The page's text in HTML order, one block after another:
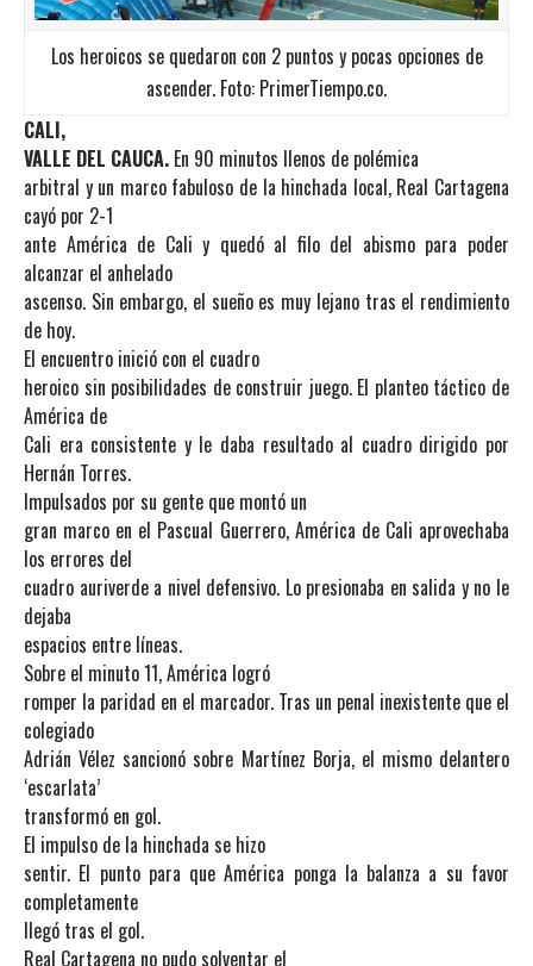
Los heroicos se quedaron con 2 puntos y pocas opciones de
ascender. Foto: PrimerTiempo.co.
CALI,
VALLE DEL CAUCA. En 90 minutos llenos de polémica
arbitral y un marco fabuloso de la hinchada local, Real Cartagena
cayó por 2-1
ante América de Cali y quedó al filo del abismo para poder
alcanzar el anhelado
ascenso. Sin embargo, el sueño es muy lejano tras el rendimiento
de hoy.
El encuentro inició con el cuadro
heroico sin posibilidades de construir juego. El planteo táctico de
América de
Cali era consistente y le daba resultado al cuadro dirigido por
Hernán Torres.
Impulsados por su gente que montó un
gran marco en el Pascual Guerrero, América de Cali aprovechaba
los errores del
cuadro auriverde a nivel defensivo. Lo presionaba en salida y no le
dejaba
espacios entre líneas.
Sobre el minuto 11, América logró
romper la paridad en el marcador. Tras un penal inexistente que el
colegiado
Adrián Vélez sancionó sobre Martínez Borja, el mismo delantero
‘escarlata’
transformó en gol.
El impulso de la hinchada se hizo
sentir. El punto para que América ponga la balanza a su favor
completamente
llegó tras el gol.
Real Cartagena no pudo solventar el